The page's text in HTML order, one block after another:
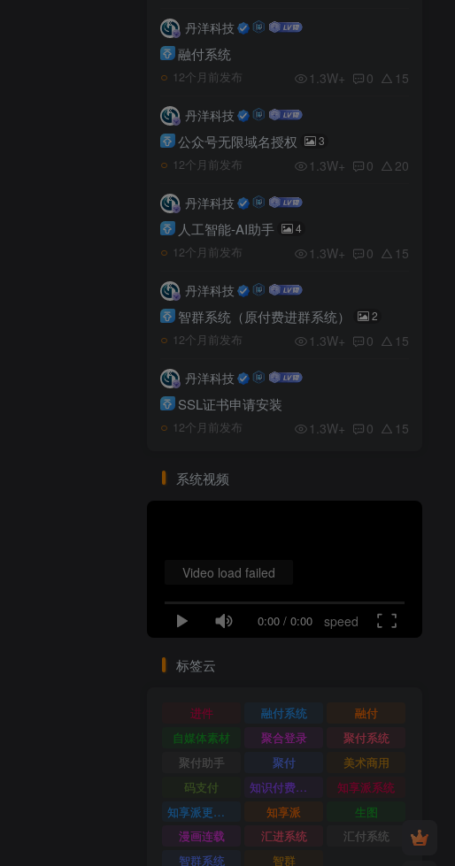
丹洋科技
融付系统
12个月前发布 1.3W+ 0 15
丹洋科技
公众号无限域名授权 3
12个月前发布 1.3W+ 0 20
丹洋科技
人工智能-AI助手 4
12个月前发布 1.3W+ 0 15
丹洋科技
智群系统（原付费进群系统） 2
12个月前发布 1.3W+ 0 15
丹洋科技
SSL证书申请安装
12个月前发布 1.3W+ 0 15
系统视频
0:00 / 0:00 speed
Video load failed
标签云
进件 融付系统
融付
自媒体素材
聚合登录
聚付系统
聚付助手
聚付
美术商用
码支付
知识付费系统
知享派系统
知享派更新日志
知享派
生图
漫画连载
汇进系统
汇付系统
智群系统
智群